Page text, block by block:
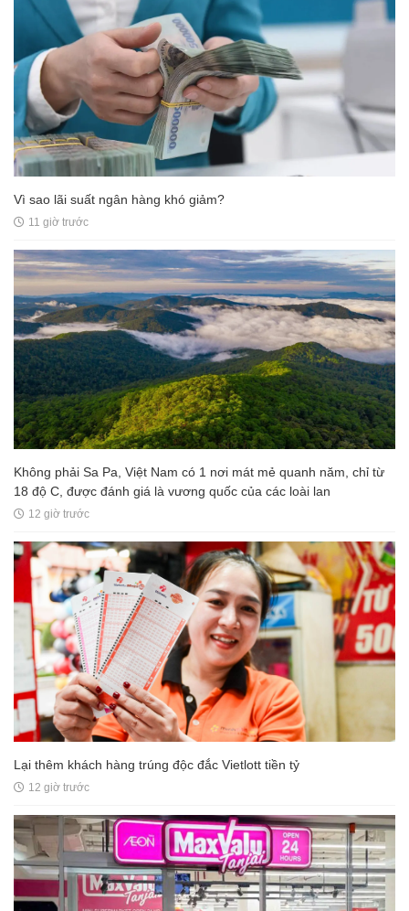
Vì sao lãi suất ngân hàng khó giảm?
11 giờ trước
Không phải Sa Pa, Việt Nam có 1 nơi mát mẻ quanh năm, chỉ từ
18 độ C, được đánh giá là vương quốc của các loài lan
12 giờ trước
Lại thêm khách hàng trúng độc đắc Vietlott tiền tỷ
12 giờ trước